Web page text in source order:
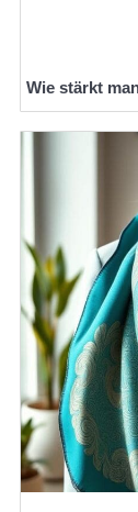
Wie stärkt